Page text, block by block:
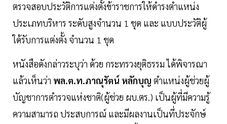
ตรวจสอบประวัติการแต่งตั้งข้าราชการให้ดำรงตำแหน่ง
ประเภทบริหาร ระดับสูงจำนวน 1 ชุด และ แบบประวัติผู้
ใด้รับการแต่งตั้ง จำนวน 1 ชุด
หนังสือดังกล่าวระบุว่า ด้วย กระทรวงยุติธรรม ได้พิจารณา
แล้วเห็นว่า พล.ต.ท.ภาณุรัตน์ หลักบุญ ตำแหน่งผู้ช่วยผู้
บัญชาการตำรวจแห่งชาติ(ผู้ช่วย ผบ.ตร.) เป็นผู้ที่มีความรู้
ความสามารถ ประสบการณ์ และมีผลงานเป็นที่ประจักษ์